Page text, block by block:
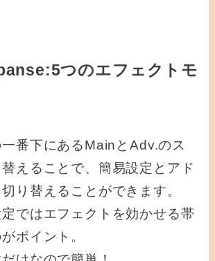
つのエフェクトモ
番下にあるMainとAdv.のス
えることで、簡易設定とアド
り替えることができます。
ではエフェクトを効かせる帯
ポイント。